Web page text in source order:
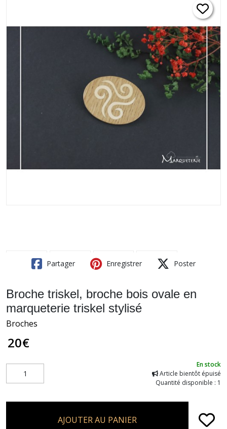
Partager Enregistrer Poster
Broche triskel, broche bois ovale en
marqueterie triskel stylisé
Broches
20€
En stock
Article bientôt épuisé
Quantité disponible : 1
AJOUTER AU PANIER